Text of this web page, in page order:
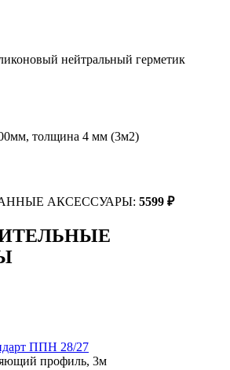
нейтральный герметик
толщина 4 мм (3м2)
АКСЕССУАРЫ: 5599 ₽
ППН 28/27
профиль, 3м